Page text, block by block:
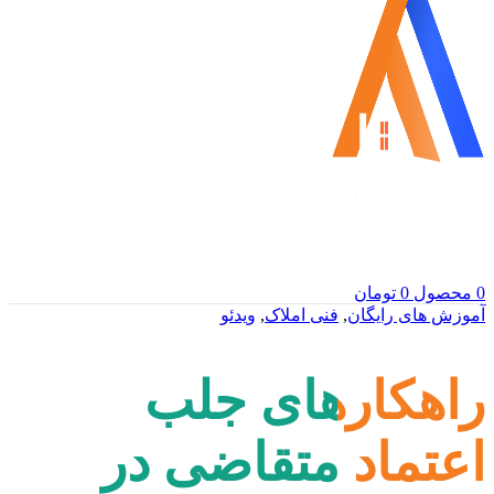
0 محصول 0 تومان
آموزش های رایگان, فنی املاک, ویدئو
راهکارهای جلب
اعتماد متقاضی در